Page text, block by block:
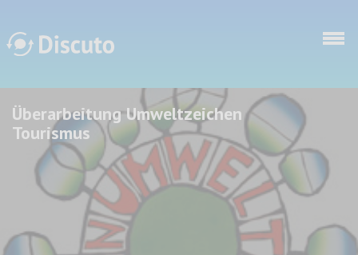
Discuto
Discuto
Überarbeitung Umweltzeichen
Tourismus